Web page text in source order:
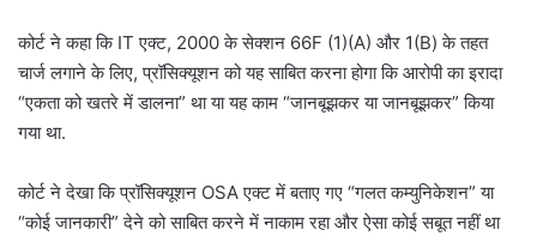
कोर्ट ने कहा कि IT एक्ट, 2000 के सेक्शन 66F (1)(A) और 1(B) के तहत
चार्ज लगाने के लिए, प्रॉसिक्यूशन को यह साबित करना होगा कि आरोपी का इरादा
“एकता को खतरे में डालना” था या यह काम “जानबूझकर या जानबूझकर” किया
गया था.
कोर्ट ने देखा कि प्रॉसिक्यूशन OSA एक्ट में बताए गए “गलत कम्युनिकेशन” या
“कोई जानकारी” देने को साबित करने में नाकाम रहा और ऐसा कोई सबूत नहीं था